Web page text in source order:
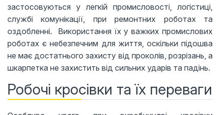
застосовуються у легкій промисловості, логістиці,
службі комунікації, при ремонтних роботах та
оздобленні. Використання їх у важких промислових
роботах є небезпечним для життя, оскільки підошва
не має достатнього захисту від проколів, розрізань, а
шкарпетка не захистить від сильних ударів та падінь.
Робочі кросівки та їх переваги